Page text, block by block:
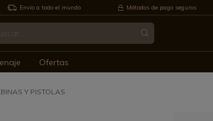
Envío a todo el mundo Métodos de pago seguros
Ofertas
Y PISTOLAS